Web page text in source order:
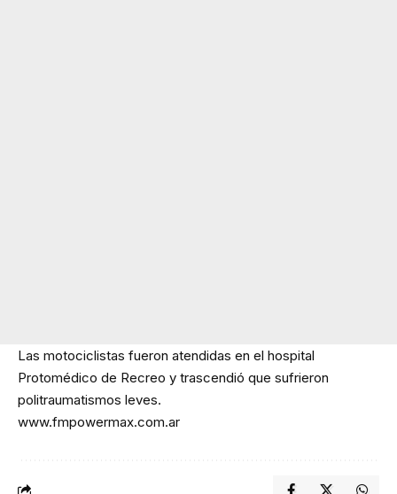
Las motociclistas fueron atendidas en el hospital
Protomédico de Recreo y trascendió que sufrieron
politraumatismos leves.
www.fmpowermax.com.ar